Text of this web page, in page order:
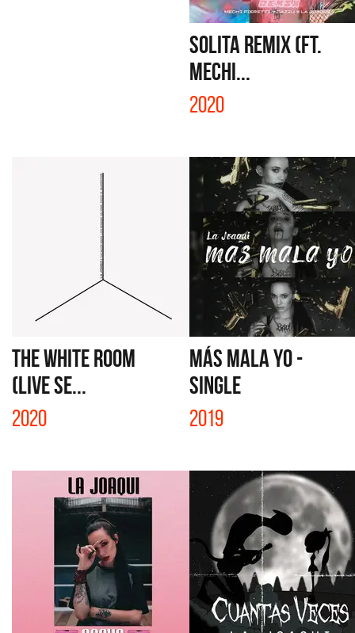
SOLITA REMIX (FT.
MECHI...
2020
THE WHITE ROOM
(LIVE SE...
2020
MÁS MALA YO -
SINGLE
2019